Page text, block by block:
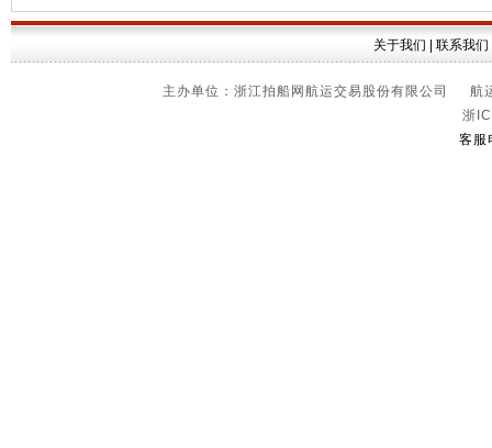
关于我们 联系我们
主办单位：浙江拍船网航运交易股份有限公司
浙
客服